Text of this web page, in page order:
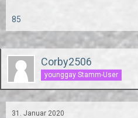
85
Corby2506
younggay Stamm-User
31. Januar 2020